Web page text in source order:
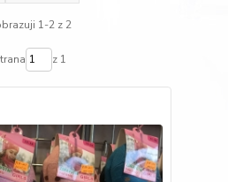
1-2 z 2
z 1